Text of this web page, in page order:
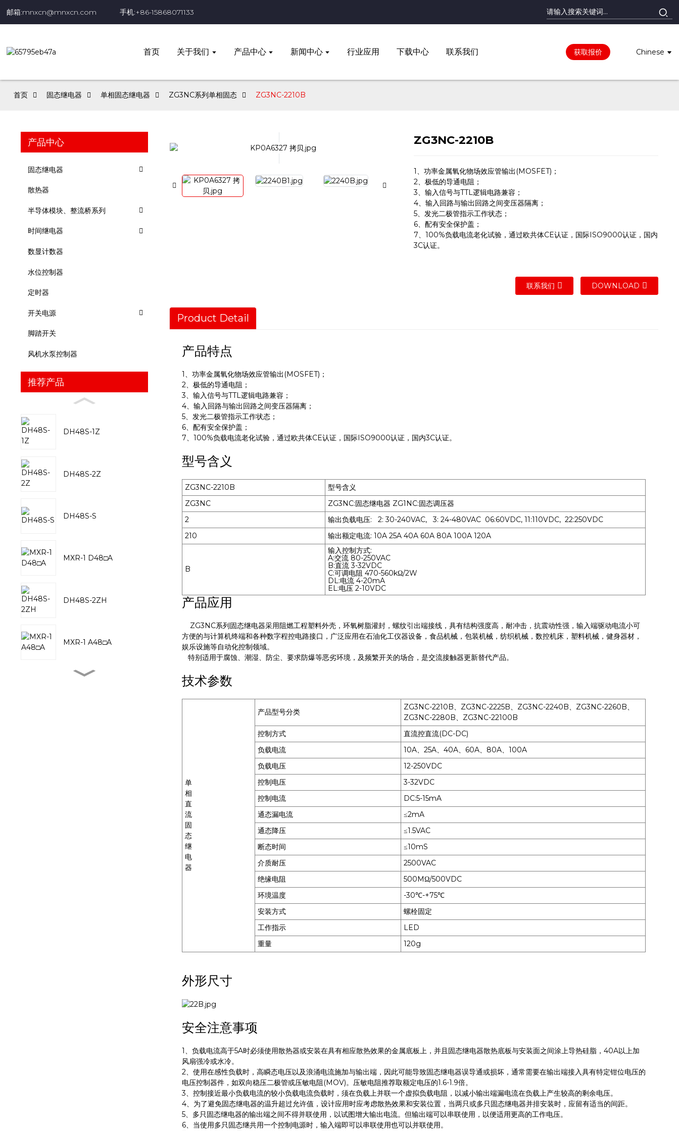
邮箱:mnxcn@mnxcn.com 手机:+86-15868071133
首页 关于我们 产品中心 新闻中心 行业应用 下载中心 联系我们 获取报价 Chinese
首页 固态继电器 单相固态继电器 ZG3NC系列单相固态 ZG3NC-2210B
产品中心
固态继电器
散热器
半导体模块、整流桥系列
时间继电器
数显计数器
水位控制器
定时器
开关电源
脚踏开关
风机水泵控制器
推荐产品
DH48S-1Z
DH48S-2Z
DH48S-S
MXR-1 D48□A
DH48S-2ZH
MXR-1 A48□A
ZG3NC-2210B
1、功率金属氧化物场效应管输出(MOSFET)；
2、极低的导通电阻；
3、输入信号与TTL逻辑电路兼容；
4、输入回路与输出回路之间变压器隔离；
5、发光二极管指示工作状态；
6、配有安全保护盖；
7、100%负载电流老化试验，通过欧共体CE认证，国际ISO9000认证，国内
3C认证。
联系我们 DOWNLOAD
Product Detail
产品特点
1、功率金属氧化物场效应管输出(MOSFET)；
2、极低的导通电阻；
3、输入信号与TTL逻辑电路兼容；
4、输入回路与输出回路之间变压器隔离；
5、发光二极管指示工作状态；
6、配有安全保护盖；
7、100%负载电流老化试验，通过欧共体CE认证，国际ISO9000认证，国内3C认证。
型号含义
ZG3NC-2210B
型号含义
ZG3NC
ZG3NC:固态继电器 ZG1NC:固态调压器
2
输出负载电压: 2: 30-240VAC, 3: 24-480VAC 06:60VDC, 11:110VDC, 22:250VDC
210
输出额定电流: 10A 25A 40A 60A 80A 100A 120A
B
输入控制方式:
A:交流 80-250VAC
B:直流 3-32VDC
C:可调电阻 470-560kΩ/2W
DL:电流 4-20mA
EL:电压 2-10VDC
产品应用
ZG3NC系列固态继电器采用阻燃工程塑料外壳，环氧树脂灌封，螺纹引出端接线，具有结构强度高，耐冲击，抗震动性强，输入端驱动电流小可
方便的与计算机终端和各种数字程控电路接口，广泛应用在石油化工仪器设备，食品机械，包装机械，纺织机械，数控机床，塑料机械，健身器材，
娱乐设施等自动化控制领域。
特别适用于腐蚀、潮湿、防尘、要求防爆等恶劣环境，及频繁开关的场合，是交流接触器更新替代产品。
技术参数
单
相
直
流
固
态
继
电
器
产品型号分类
ZG3NC-2210B、ZG3NC-2225B、ZG3NC-2240B、ZG3NC-2260B、
ZG3NC-2280B、ZG3NC-22100B
控制方式
直流控直流(DC-DC)
负载电流
10A、25A、40A、60A、80A、100A
负载电压
12-250VDC
控制电压
3-32VDC
控制电流
DC:5-15mA
通态漏电流
≤2mA
通态降压
≤1.5VAC
断态时间
≤10mS
介质耐压
2500VAC
绝缘电阻
500MΩ/500VDC
环境温度
-30℃-+75℃
安装方式
螺栓固定
工作指示
LED
重量
120g
外形尺寸
安全注意事项
1、负载电流高于5A时必须使用散热器或安装在具有相应散热效果的金属底板上，并且固态继电器散热底板与安装面之间涂上导热硅脂，40A以上加
风扇强冷或水冷。
2、使用在感性负载时，高瞬态电压以及浪涌电流施加与输出端，因此可能导致固态继电器误导通或损坏，通常需要在输出端接入具有特定钳位电压的
电压控制器件，如双向稳压二极管或压敏电阻(MOV)。压敏电阻推荐取额定电压的1.6-1.9倍。
3、控制接近最小负载电流的较小负载电流负载时，须在负载上并联一个虚拟负载电阻，以减小输出端漏电流在负载上产生较高的剩余电压。
4、为了避免固态继电器的温升超过允许值，设计应用时应考虑散热效果和安装位置，当两只或多只固态继电器并排安装时，应留有适当的间距。
5、多只固态继电器的输出端之间不得并联使用，以试图增大输出电流。但输出端可以串联使用，以便适用更高的工作电压。
6、当使用多只固态继共用一个控制电源时，输入端即可以串联使用也可以并联使用。